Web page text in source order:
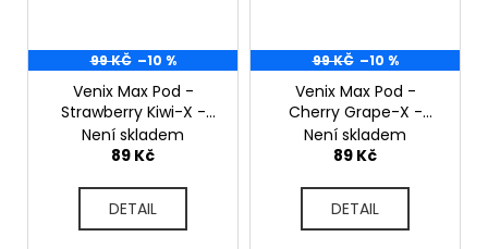
99 KČ –10 %
Venix Max Pod -
Strawberry Kiwi-X -
20mg
Není skladem
89 Kč
DETAIL
99 KČ –10 %
Venix Max Pod -
Cherry Grape-X -
20mg
Není skladem
89 Kč
DETAIL